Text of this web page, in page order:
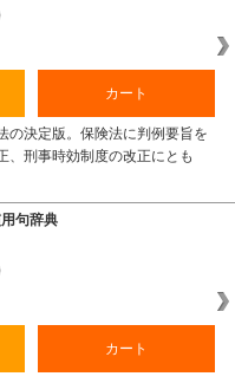
カート
の決定版。保険法に判例要旨を
、刑事時効制度の改正にとも
句辞典
カート